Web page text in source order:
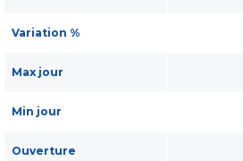
Variation %
Max jour
Min jour
Ouverture